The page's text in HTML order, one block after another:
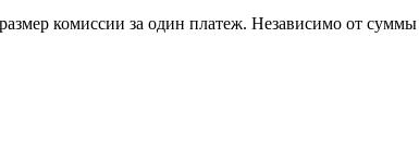
комиссии за один платеж. Независимо от